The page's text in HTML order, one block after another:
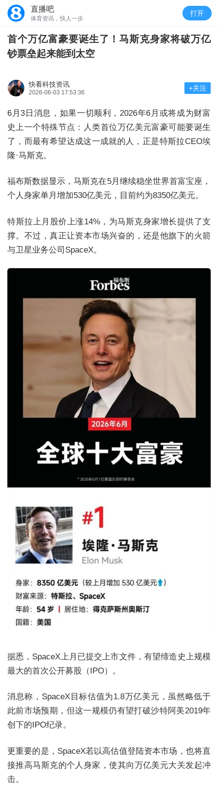
直播吧
体育资讯，快人一步
打开
首个万亿富豪要诞生了！马斯克身家将破万亿
钞票垒起来能到太空
快看科技资讯
2026-06-03 17:53:36
+关注
6月3日消息，如果一切顺利，2026年6月或将成为财富
史上一个特殊节点：人类首位万亿美元富豪可能要诞生
了，而最有希望达成这一成就的人，正是特斯拉CEO埃
隆·马斯克。
福布斯数据显示，马斯克在5月继续稳坐世界首富宝座，
个人身家单月增加530亿美元，目前约为8350亿美元。
特斯拉上月股价上涨14%，为马斯克身家增长提供了支
撑。不过，真正让资本市场兴奋的，还是他旗下的火箭
与卫星业务公司SpaceX。
据悉，SpaceX上月已提交上市文件，有望缔造史上规模
最大的首次公开募股（IPO）。
消息称，SpaceX目标估值为1.8万亿美元，虽然略低于
此前市场预期，但这一规模仍有望打破沙特阿美2019年
创下的IPO纪录。
更重要的是，SpaceX若以高估值登陆资本市场，也将直
接推高马斯克的个人身家，使其向万亿美元大关发起冲
击。